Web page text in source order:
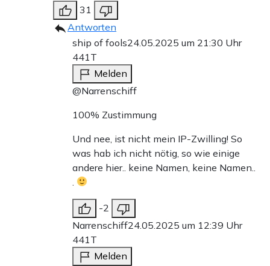
31
Antworten
ship of fools24.05.2025 um 21:30 Uhr
441T
Melden
@Narrenschiff
100% Zustimmung
Und nee, ist nicht mein IP-Zwilling! So
was hab ich nicht nötig, so wie einige
andere hier.. keine Namen, keine Namen..
-2
Narrenschiff24.05.2025 um 12:39 Uhr
441T
Melden